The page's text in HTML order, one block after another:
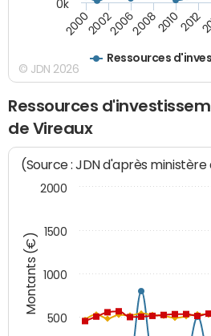
Ressources
200020022006200820102012
0k
© JDN 2026
Ressources
de Vireaux
Montants (€)
(Source : JDN d'après
500
1000
1500
2000